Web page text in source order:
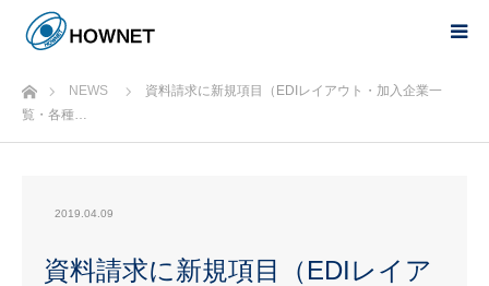
ホームNEWS
資料請求に新規項目（EDIレイアウト・加入企業一
覧・各種…
2019.04.09
資料請求に新規項目（EDIレイア